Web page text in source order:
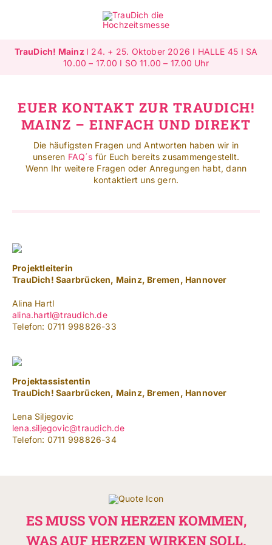
Highlights
Gewinnspiele
NACH:
Leichte Sprache
TrauDich! Mainz I 24. + 25. Oktober 2026 I HALLE 45 I SA
10.00 – 17.00 I SO 11.00 – 17.00 Uhr
EUER KONTAKT ZUR TRAUDICH!
MAINZ – EINFACH UND DIREKT
Die häufigsten Fragen und Antworten haben wir in
unseren FAQ´s für Euch bereits zusammengestellt.
Wenn Ihr weitere Fragen oder Anregungen habt, dann
kontaktiert uns gern.
Projektleiterin
TrauDich! Saarbrücken, Mainz, Bremen, Hannover
Alina Hartl
alina.hartl@traudich.de
Telefon: 0711 998826-33
Projektassistentin
TrauDich! Saarbrücken, Mainz, Bremen, Hannover
Lena Siljegovic
lena.siljegovic@traudich.de
Telefon: 0711 998826-34
ES MUSS VON HERZEN KOMMEN,
WAS AUF HERZEN WIRKEN SOLL.